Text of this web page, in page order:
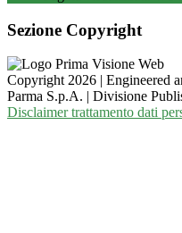
Sezione Copyright
Copyright 2026 | Engineered
Parma S.p.A. | Divisione
Disclaimer trattamento dati